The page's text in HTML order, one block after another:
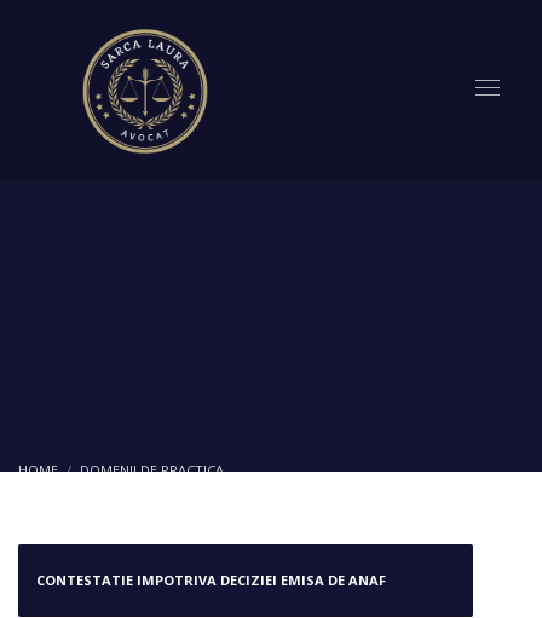
HOME
DOMENII DE PRACTICA
Contestatie impotriva Deciziei
emisa de Anaf
CONTESTATIE IMPOTRIVA DECIZIEI EMISA DE ANAF